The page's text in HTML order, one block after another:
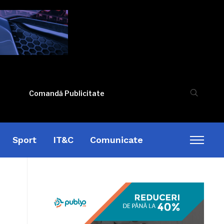
Comandă Publicitate
Sport IT&C Comunicate